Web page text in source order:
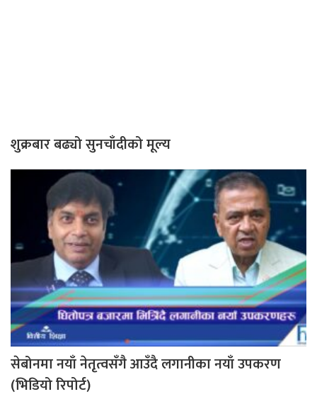
शुक्रबार बढ्यो सुनचाँदीको मूल्य
सेबोनमा नयाँ नेतृत्वसँगै आउँदै लगानीका नयाँ उपकरण
(भिडियो रिपोर्ट)